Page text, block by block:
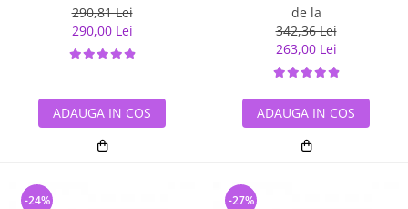
290,81 Lei
290,00 Lei
ADAUGA IN COS
de la
342,36 Lei
263,00 Lei
ADAUGA IN COS
-24% -27%